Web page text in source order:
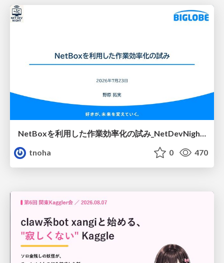
NetBoxを利用した作業効率化の試み_NetDevNight4
tnoha
0 470